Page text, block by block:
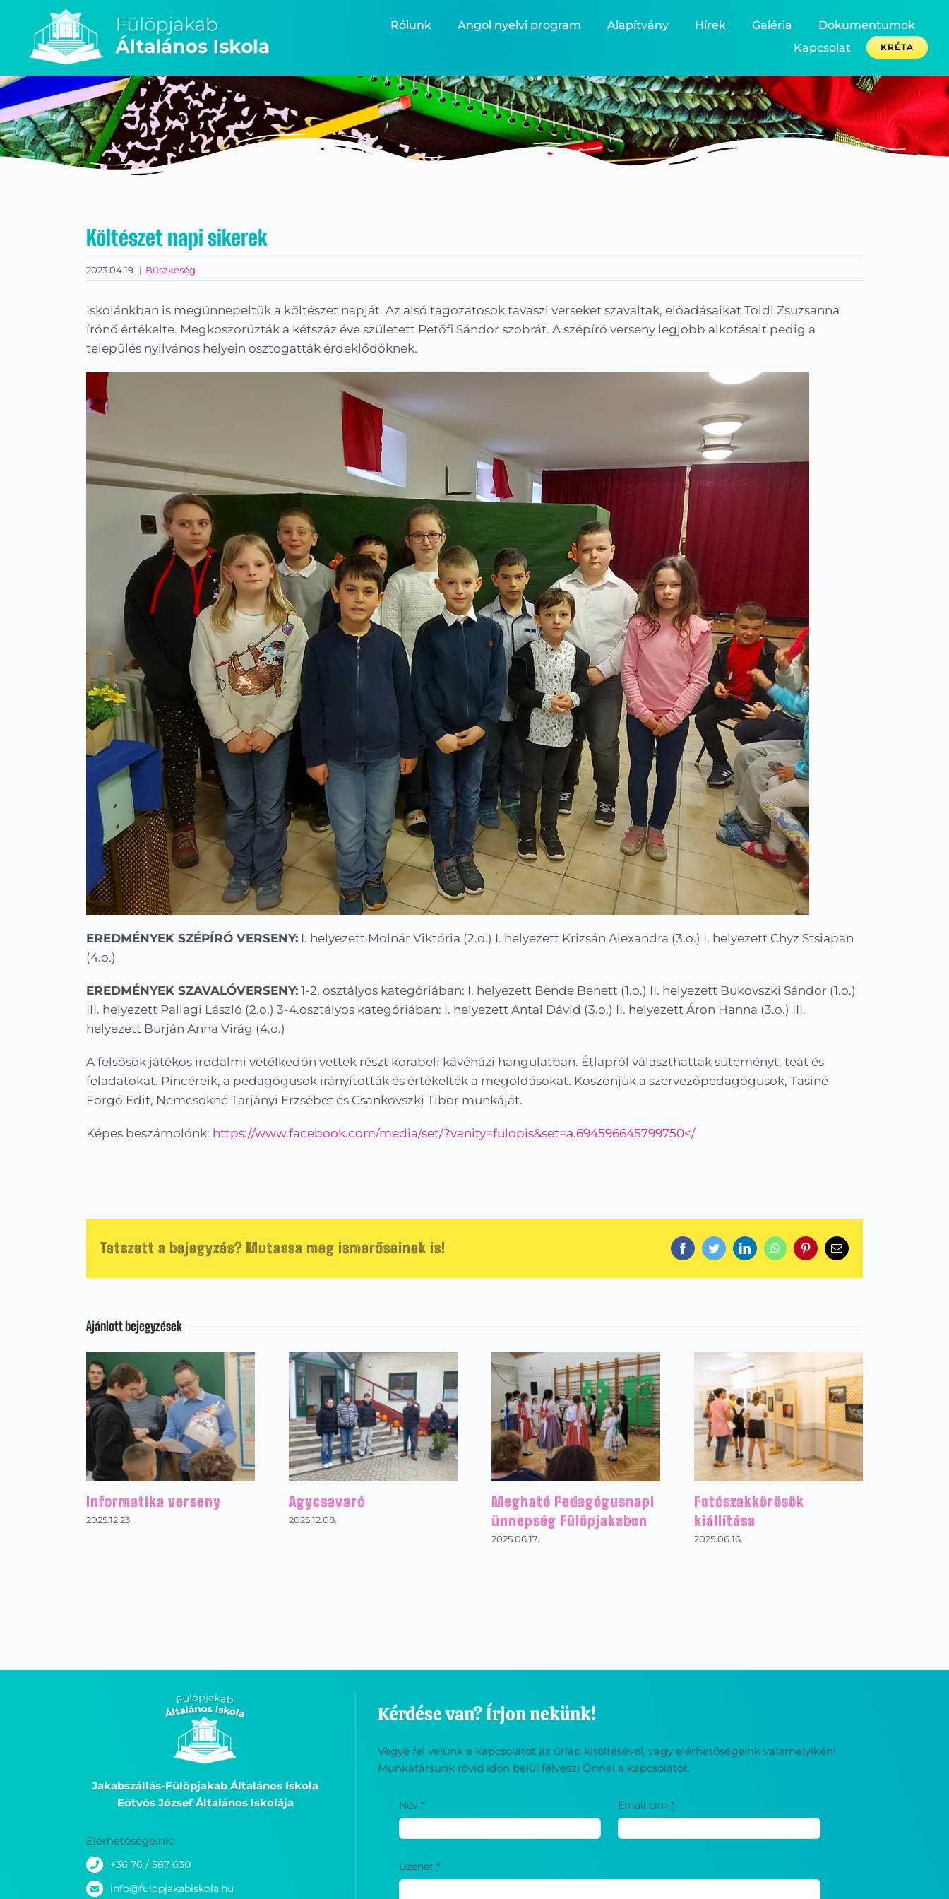
Rólunk Angol nyelvi program Alapítvány Hírek Galéria
Dokumentumok
Kapcsolat
KRÉTA
Költészet napi sikerek
2023.04.19. | Büszkeség
Iskolánkban is megünnepeltük a költészet napját. Az alsó tagozatosok tavaszi verseket szavaltak, előadásaikat Toldi Zsuzsanna
írónő értékelte. Megkoszorúzták a kétszáz éve született Petőfi Sándor szobrát. A szépíró verseny legjobb alkotásait pedig a
település nyilvános helyein osztogatták érdeklődőknek.
EREDMÉNYEK SZÉPÍRÓ VERSENY: I. helyezett Molnár Viktória (2.o.) I. helyezett Krizsán Alexandra (3.o.) I. helyezett Chyz Stsiapan
(4.o.)
EREDMÉNYEK SZAVALÓVERSENY: 1-2. osztályos kategóriában: I. helyezett Bende Benett (1.o.) II. helyezett Bukovszki Sándor (1.o.)
III. helyezett Pallagi László (2.o.) 3-4.osztályos kategóriában: I. helyezett Antal Dávid (3.o.) II. helyezett Áron Hanna (3.o.) III.
helyezett Burján Anna Virág (4.o.)
A felsősök játékos irodalmi vetélkedőn vettek részt korabeli kávéházi hangulatban. Étlapról választhattak süteményt, teát és
feladatokat. Pincéreik, a pedagógusok irányították és értékelték a megoldásokat. Köszönjük a szervezőpedagógusok, Tasiné
Forgó Edit, Nemcsokné Tarjányi Erzsébet és Csankovszki Tibor munkáját.
Képes beszámolónk: https://www.facebook.com/media/set/?vanity=fulopis&set=a.694596645799750</
Tetszett a bejegyzés? Mutassa meg ismerőseinek is! FacebookTwitterLinkedInWhatsAppPinterestEmail:
Ajánlott bejegyzések
Informatika verseny
2025.12.23.
Agycsavaró
2025.12.08.
Megható Pedagógusnapi
ünnepség Fülöpjakabon
2025.06.17.
Fotószakkörösök
kiállítása
2025.06.16.
Jakabszállás-Fülöpjakab Általános Iskola
Eötvös József Általános Iskolája
Elérhetőségeink:
+36 76 / 587 630
info@fulopjakabiskola.hu
Kérdése van? Írjon nekünk!
Vegye fel velünk a kapcsolatot az űrlap kitöltésével, vagy elérhetőségeink valamelyikén!
Munkatársunk rövid időn belül felveszi Önnel a kapcsolatot.
Név * Email cím*
Üzenet *